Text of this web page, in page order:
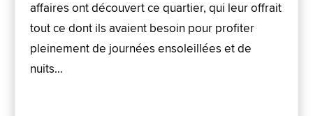
affaires ont découvert ce quartier, qui leur offrait
tout ce dont ils avaient besoin pour profiter
pleinement de journées ensoleillées et de
nuits…